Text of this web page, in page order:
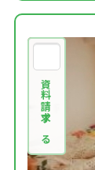
資料請求する